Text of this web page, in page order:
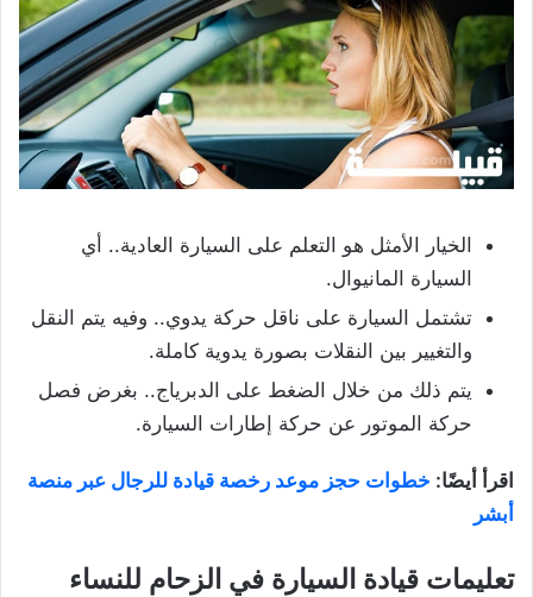
الخيار الأمثل هو التعلم على السيارة العادية.. أي
السيارة المانيوال.
تشتمل السيارة على ناقل حركة يدوي.. وفيه يتم النقل
والتغيير بين النقلات بصورة يدوية كاملة.
يتم ذلك من خلال الضغط على الدبرياج.. بغرض فصل
حركة الموتور عن حركة إطارات السيارة.
اقرأ أيضًا: خطوات حجز موعد رخصة قيادة للرجال عبر منصة
أبشر
تعليمات قيادة السيارة في الزحام للنساء